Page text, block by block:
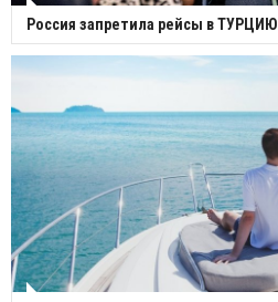
Россия запретила рейсы в ТУРЦИЮ